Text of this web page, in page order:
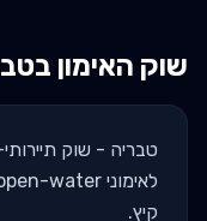
שוק האימון ב
טבריה - שוק
קיץ.